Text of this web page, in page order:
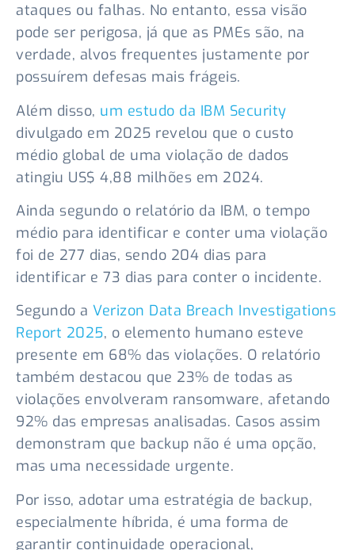
ataques ou falhas. No entanto, essa visão
pode ser perigosa, já que as PMEs são, na
verdade, alvos frequentes justamente por
possuírem defesas mais frágeis.
Além disso, um estudo da IBM Security
divulgado em 2025 revelou que o custo
médio global de uma violação de dados
atingiu US$ 4,88 milhões em 2024.
Ainda segundo o relatório da IBM, o tempo
médio para identificar e conter uma violação
foi de 277 dias, sendo 204 dias para
identificar e 73 dias para conter o incidente.
Segundo a Verizon Data Breach Investigations
Report 2025, o elemento humano esteve
presente em 68% das violações. O relatório
também destacou que 23% de todas as
violações envolveram ransomware, afetando
92% das empresas analisadas. Casos assim
demonstram que backup não é uma opção,
mas uma necessidade urgente.
Por isso, adotar uma estratégia de backup,
especialmente híbrida, é uma forma de
garantir continuidade operacional,